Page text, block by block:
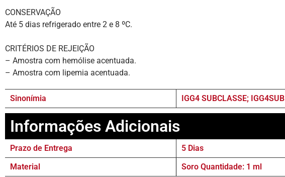
CONSERVAÇÃO
Até 5 dias refrigerado entre 2 e 8 ºC.
CRITÉRIOS DE REJEIÇÃO
– Amostra com hemólise acentuada.
– Amostra com lipemia acentuada.
Sinonímia IGG4 SUBCLASSE; IGG4SUB
Informações Adicionais
Prazo de Entrega
5 Dias
Material
Soro Quantidade: 1 ml